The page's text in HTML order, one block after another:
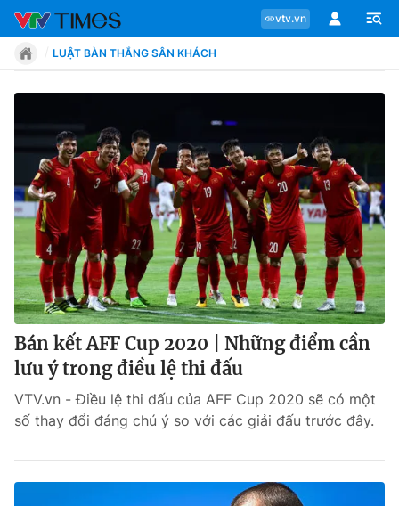
vtv.vn
Chuyên mục
Tin tức
Move
Phong cách
Chân dung
Thể thao Điện tử
LUẬT BÀN THẮNG SÂN KHÁCH
Bán kết AFF Cup 2020 | Những điểm cần
lưu ý trong điều lệ thi đấu
VTV.vn - Điều lệ thi đấu của AFF Cup 2020 sẽ có một
số thay đổi đáng chú ý so với các giải đấu trước đây.